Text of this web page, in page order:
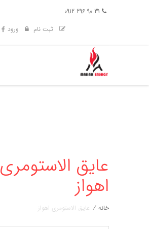
ثبت نام
ورود
عایق الاستومری
اهواز
خانه / عایق الاستومری اهواز